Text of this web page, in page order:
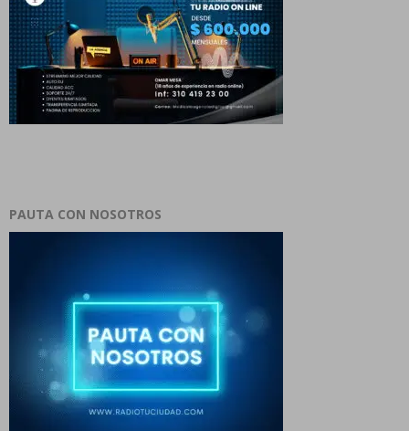
PAUTA CON NOSOTROS